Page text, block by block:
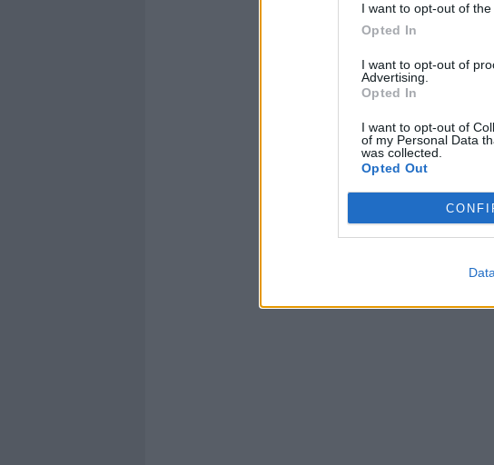
I want to opt-out of
Opted In
I want to opt-out of
Advertising.
Opted In
I want to opt-out of
of my Personal Data
was collected.
Opted Out